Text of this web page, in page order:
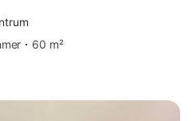
60 m²